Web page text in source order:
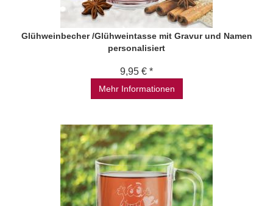
Glühweinbecher /Glühweintasse mit Gravur und Namen
personalisiert
9,95 € *
Mehr Informationen